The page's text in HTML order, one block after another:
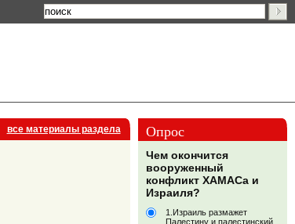
все материалы раздела Опрос
Чем окончится
вооруженный
конфликт ХАМАСа и
Израиля?
1.Израиль размажет
Палестину и палестинский